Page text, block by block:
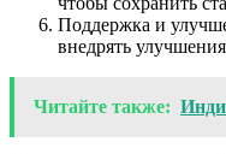
Поддержка и
внедрять
Читайте также: